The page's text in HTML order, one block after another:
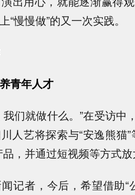
“慢慢做”的又一次实践。
青年人才
我们就做什么。”在受访
人艺将探索与“安逸熊猫
，并通过短视频等方式放
记者，今后，希望借助